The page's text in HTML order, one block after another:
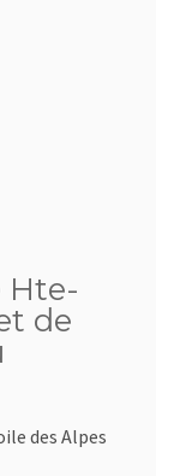
Hte-
de
des Alpes